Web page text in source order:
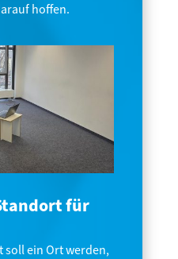
hoffen.
für
soll ein Ort werden,